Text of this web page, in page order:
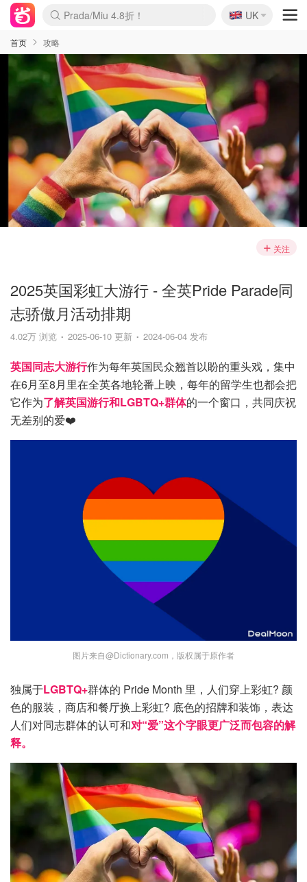
Prada/Miu 4.8折！
🇬🇧
UK
首页 攻略
关注
2025英国彩虹大游行 - 全英Pride Parade同
志骄傲月活动排期
4.02万 浏览 2025-06-10 更新 2024-06-04 发布
英国同志大游行作为每年英国民众翘首以盼的重头戏，集中
在6月至8月里在全英各地轮番上映，每年的留学生也都会把
它作为了解英国游行和LGBTQ+群体的一个窗口，共同庆祝
无差别的爱❤️
图片来自@Dictionary.com，版权属于原作者
独属于LGBTQ+群体的 Pride Month 里，人们穿上彩虹? 颜
色的服装，商店和餐厅换上彩虹? 底色的招牌和装饰，表达
人们对同志群体的认可和对“爱”这个字眼更广泛而包容的解
释。